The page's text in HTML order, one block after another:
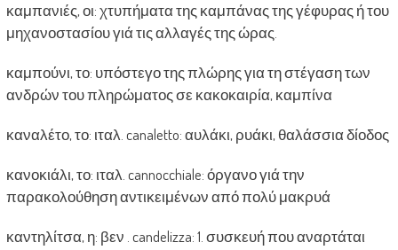
καμπανιές, οι: χτυπήματα της καμπάνας της γέφυρας ή του
μηχανοστασίου γιά τις αλλαγές της ώρας.
καμπούνι, το: υπόστεγο της πλώρης για τη στέγαση των
ανδρών του πληρώματος σε κακοκαιρία, καμπίνα
καναλέτο, το: ιταλ. canaletto: αυλάκι, ρυάκι, θαλάσσια δίοδος
κανοκιάλι, το: ιταλ. cannocchiale: όργανο γιά την
παρακολούθηση αντικειμένων από πολύ μακρυά
καντηλίτσα, η: βεν . candelizza: 1. συσκευή που αναρτάται